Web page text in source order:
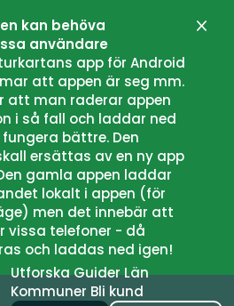
kan behöva
användare
app för Android
att appen är seg mm.
att man raderar appen
i så fall och laddar ned
bättre. Den
ersättas av en ny app
gamla appen laddar
lokalt i appen (för
men det innebär att
vissa telefoner - då
och laddas ned igen!
UtforskaGuiderLän
Kommuner Bli kund